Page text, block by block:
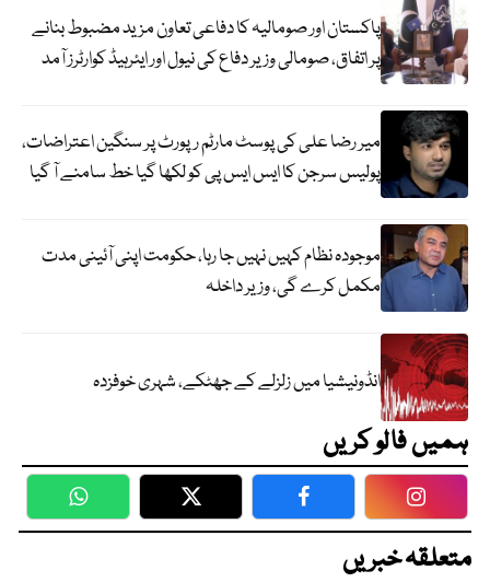
پاکستان اور صومالیہ کا دفاعی تعاون مزید مضبوط بنانے
پر اتفاق، صومالی وزیر دفاع کی نیول اور ایئرہیڈ کوارٹرز آمد
میر رضا علی کی پوسٹ مارٹم رپورٹ پر سنگین اعتراضات،
پولیس سرجن کا ایس ایس پی کو لکھا گیا خط سامنے آ گیا
موجودہ نظام کہیں نہیں جا رہا، حکومت اپنی آئینی مدت
مکمل کرے گی، وزیر داخلہ
انڈونیشیا میں زلزلے کے جھٹکے، شہری خوفزدہ
ہمیں فالو کریں
WhatsApp Twitter Facebook
متعلقہ خبریں